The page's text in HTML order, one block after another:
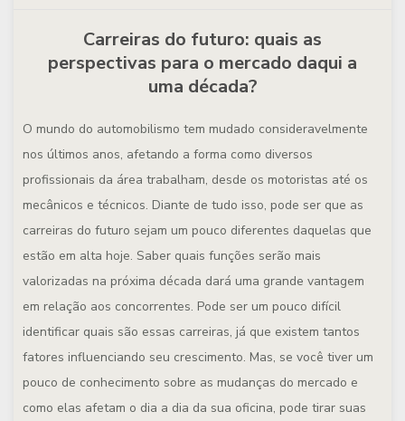
Carreiras do futuro: quais as
perspectivas para o mercado daqui a
uma década?
O mundo do automobilismo tem mudado consideravelmente
nos últimos anos, afetando a forma como diversos
profissionais da área trabalham, desde os motoristas até os
mecânicos e técnicos. Diante de tudo isso, pode ser que as
carreiras do futuro sejam um pouco diferentes daquelas que
estão em alta hoje. Saber quais funções serão mais
valorizadas na próxima década dará uma grande vantagem
em relação aos concorrentes. Pode ser um pouco difícil
identificar quais são essas carreiras, já que existem tantos
fatores influenciando seu crescimento. Mas, se você tiver um
pouco de conhecimento sobre as mudanças do mercado e
como elas afetam o dia a dia da sua oficina, pode tirar suas